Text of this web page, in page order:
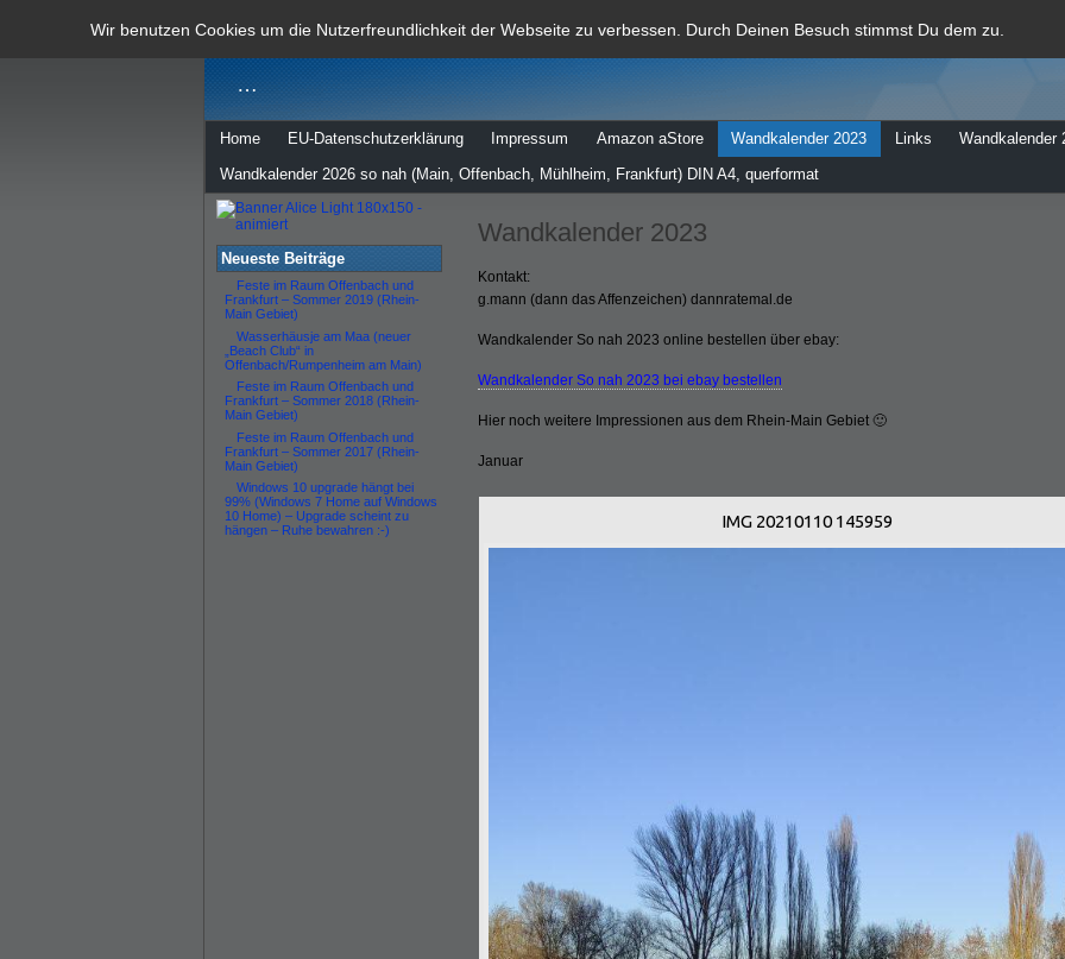
Wir benutzen Cookies um die Nutzerfreundlichkeit der Webseite zu verbessen. Durch Deinen Besuch stimmst Du dem zu.
dann rate mal
…
Home EU-Datenschutzerklärung Impressum Amazon aStore Wandkalender 2023 Links
Wandkalender
Wandkalender 2026 so nah (Main, Offenbach, Mühlheim, Frankfurt) DIN A4, querformat
Neueste Beiträge
Feste im Raum Offenbach und
Frankfurt – Sommer 2019 (Rhein-
Main Gebiet)
Wasserhäusje am Maa (neuer
„Beach Club“ in
Offenbach/Rumpenheim am Main)
Feste im Raum Offenbach und
Frankfurt – Sommer 2018 (Rhein-
Main Gebiet)
Feste im Raum Offenbach und
Frankfurt – Sommer 2017 (Rhein-
Main Gebiet)
Windows 10 upgrade hängt bei
99% (Windows 7 Home auf Windows
10 Home) – Upgrade scheint zu
hängen – Ruhe bewahren :-)
Wandkalender 2023
Kontakt:
g.mann (dann das Affenzeichen) dannratemal.de
Wandkalender So nah 2023 online bestellen über ebay:
Wandkalender So nah 2023 bei ebay bestellen
Hier noch weitere Impressionen aus dem Rhein-Main Gebiet 🙂
Januar
IMG 20210110 145959